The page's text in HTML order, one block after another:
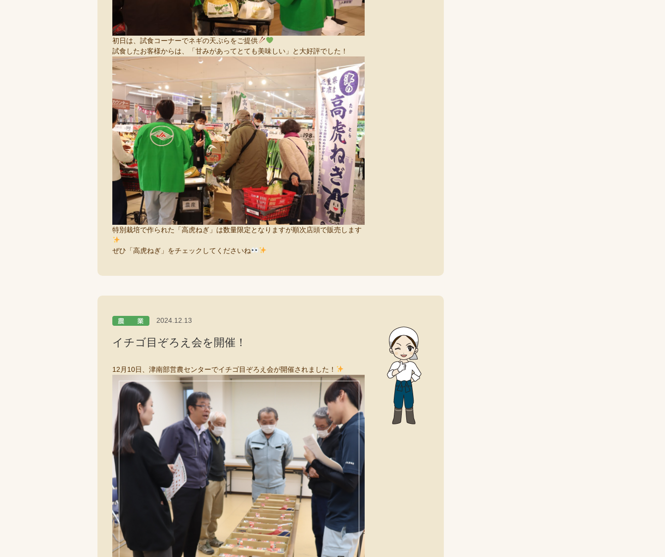
初日は、試食コーナーでネギの天ぷらをご提供
試食したお客様からは、「甘みがあってとても美味しい」と大好評でした！
特別栽培で作られた「高虎ねぎ」は数量限定となりますが順次店頭で販売します
ぜひ「高虎ねぎ」をチェックしてくださいね
2024.12.13
イチゴ目ぞろえ会を開催！
12月10日、津南部営農センターでイチゴ目ぞろえ会が開催されました！